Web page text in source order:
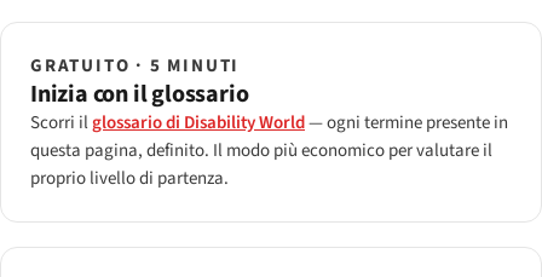
GRATUITO · 5 MINUTI
Inizia con il glossario
Scorri ilglossario di Disability World— ogni termine presente in
questa pagina, definito. Il modo più economico per valutare il
proprio livello di partenza.